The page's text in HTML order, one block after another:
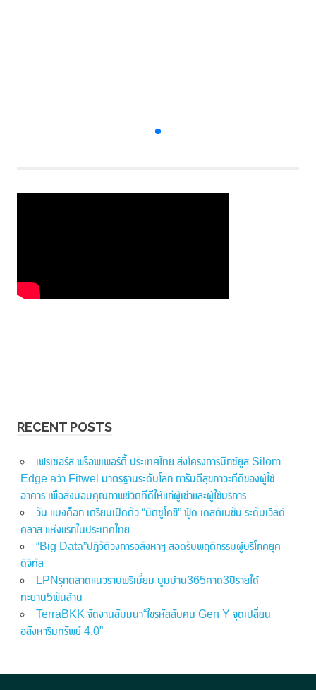
RECENT POSTS
เฟรเซอร์ส พร็อพเพอร์ตี้ ประเทศไทย ส่งโครงการมิกซ์ยูส Silom
Edge คว้า Fitwel มาตรฐานระดับโลก การันตีสุขภาวะที่ดีของผู้ใช้
อาคาร เพื่อส่งมอบคุณภาพชีวิตที่ดีให้แก่ผู้เช่าและผู้ใช้บริการ
วัน แบงค็อก เตรียมเปิดตัว “มิตซูโคชิ” ฟู้ด เดสติเนชั่น ระดับเวิลด์
คลาส แห่งแรกในประเทศไทย
“Big Data”ปฏิวัติวงการอสังหาฯ สอดรับพฤติกรรมผู้บริโภคยุค
ดิจิทัล
LPNรุกตลาดแนวราบพรีเมี่ยม บูมบ้าน365คาด3ปีรายได้
ทะยาน5พันล้าน
TerraBKK จัดงานสัมมนา“ไขรหัสลับคน Gen Y จุดเปลี่ยน
อสังหาริมทรัพย์ 4.0”